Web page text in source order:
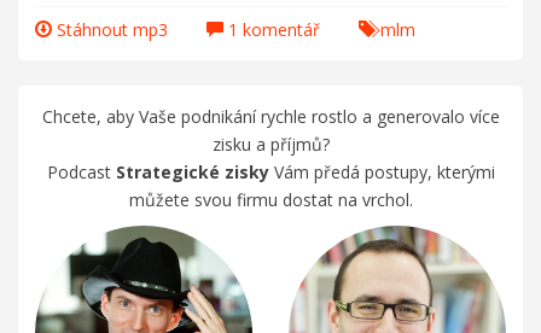
Stáhnout mp3 1 komentář mlm
Chcete, aby Vaše podnikání rychle rostlo a generovalo více
zisku a příjmů?
Podcast Strategické ziskyVám předá postupy, kterými
můžete svou firmu dostat na vrchol.